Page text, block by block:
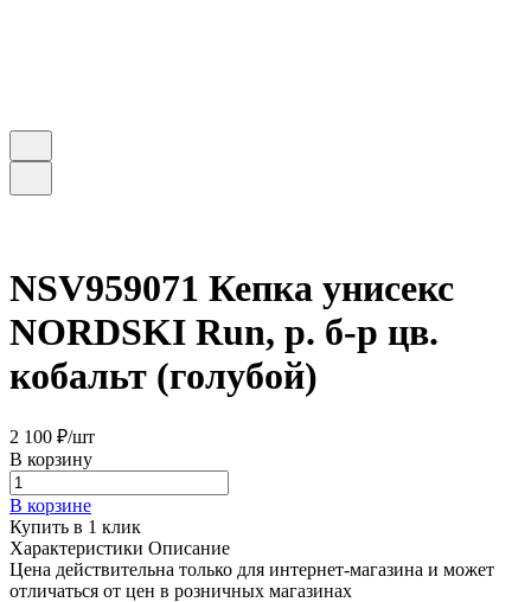
NSV959071 Кепка унисекс
NORDSKI Run, р. б-р цв.
кобальт (голубой)
2 100 ₽/шт
В корзину
В корзине
Купить в 1 клик
Характеристики Описание
Цена действительна только для интернет-магазина и может
отличаться от цен в розничных магазинах